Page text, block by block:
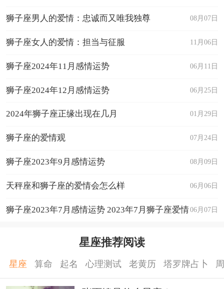
08月07日
狮子座男人的爱情：忠诚而又唯我独尊
11月06日
狮子座女人的爱情：担当与征服
06月11日
狮子座2024年11月感情运势
06月25日
狮子座2024年12月感情运势
01月29日
2024年狮子座正缘出现在几月
07月24日
狮子座的爱情观
08月09日
狮子座2023年9月感情运势
06月06日
天秤座和狮子座的爱情会怎么样
06月07日
狮子座2023年7月感情运势 2023年7月狮子座爱情
星座推荐阅读
星座 算命 起名 心理测试 老黄历 塔罗牌占卜